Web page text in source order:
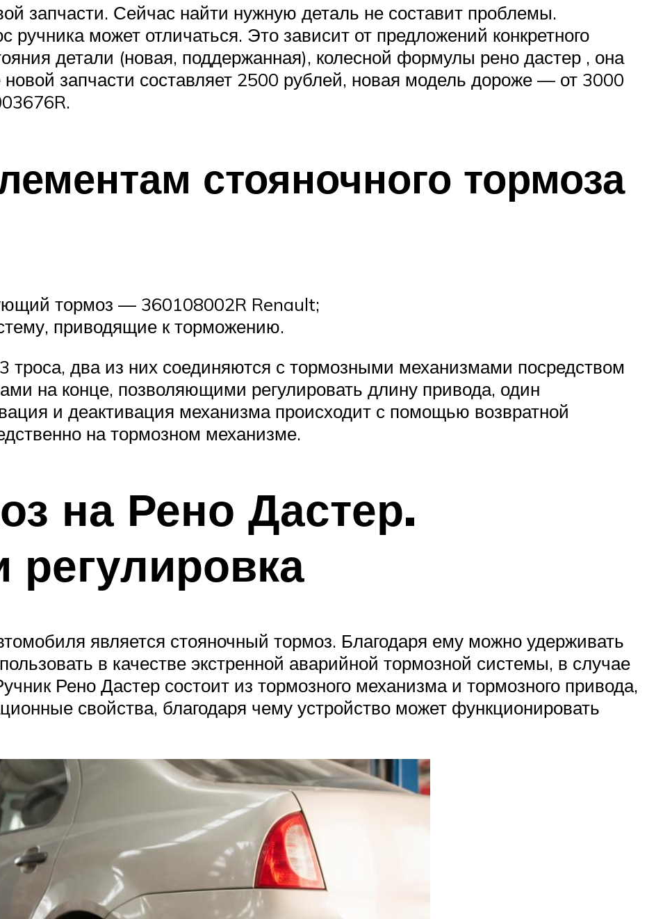
запчасти. Сейчас найти нужную деталь не составит проблемы.
ручника может отличаться. Это зависит от предложений конкретного
детали (новая, поддержанная), колесной формулы рено дастер , она
запчасти составляет 2500 рублей, новая модель дороже — от 3000
стояночного тормоза
тормоз — 360108002R Renault;
приводящие к торможению.
троса, два из них соединяются с тормозными механизмами посредством
на конце, позволяющими регулировать длину привода, один
и деактивация механизма происходит с помощью возвратной
на тормозном механизме.
на Рено Дастер.
регулировка
является стояночный тормоз. Благодаря ему можно удерживать
в качестве экстренной аварийной тормозной системы, в случае
Рено Дастер состоит из тормозного механизма и тормозного привода,
свойства, благодаря чему устройство может функционировать